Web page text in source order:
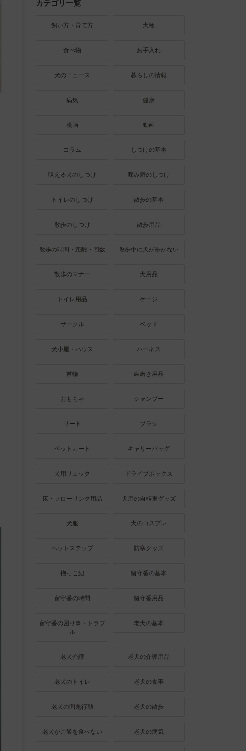
カテゴリ一覧
飼い方・育て方 犬種
食べ物 お手入れ
犬のニュース 暮らしの情報
病気 健康
漫画 動画
コラム しつけの基本
吠える犬のしつけ 噛み癖のしつけ
トイレのしつけ 散歩の基本
散歩のしつけ 散歩用品
散歩の時間・距離・回数 散歩中に犬が歩かない
散歩のマナー 犬用品
トイレ用品 ケージ
サークル ベッド
犬小屋・ハウス ハーネス
首輪 歯磨き用品
おもちゃ シャンプー
リード ブラシ
ペットカート キャリーバッグ
犬用リュック ドライブボックス
床・フローリング用品 犬用の自転車グッズ
犬服 犬のコスプレ
ペットステップ 防寒グッズ
抱っこ紐 留守番の基本
留守番の時間 留守番用品
留守番の困り事・トラブ
ル
老犬の基本
老犬介護 老犬の介護用品
老犬のトイレ 老犬の食事
老犬の問題行動 老犬の散歩
老犬がご飯を食べない 老犬の病気